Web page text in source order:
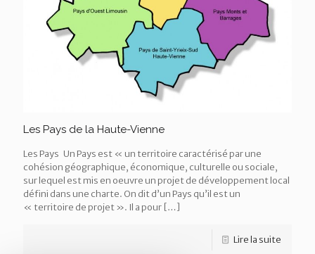
Les Pays de la Haute-Vienne
Les Pays Un Pays est « un territoire caractérisé par une
cohésion géographique, économique, culturelle ou sociale,
sur lequel est mis en oeuvre un projet de développement local
défini dans une charte. On dit d’un Pays qu’il est un
« territoire de projet ». Il a pour […]
Lire la suite